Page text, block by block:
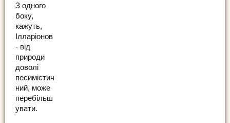
З одного
боку,
кажуть,
Ілларіонов
- від
природи
доволі
песимістич
ний, може
перебільш
увати.